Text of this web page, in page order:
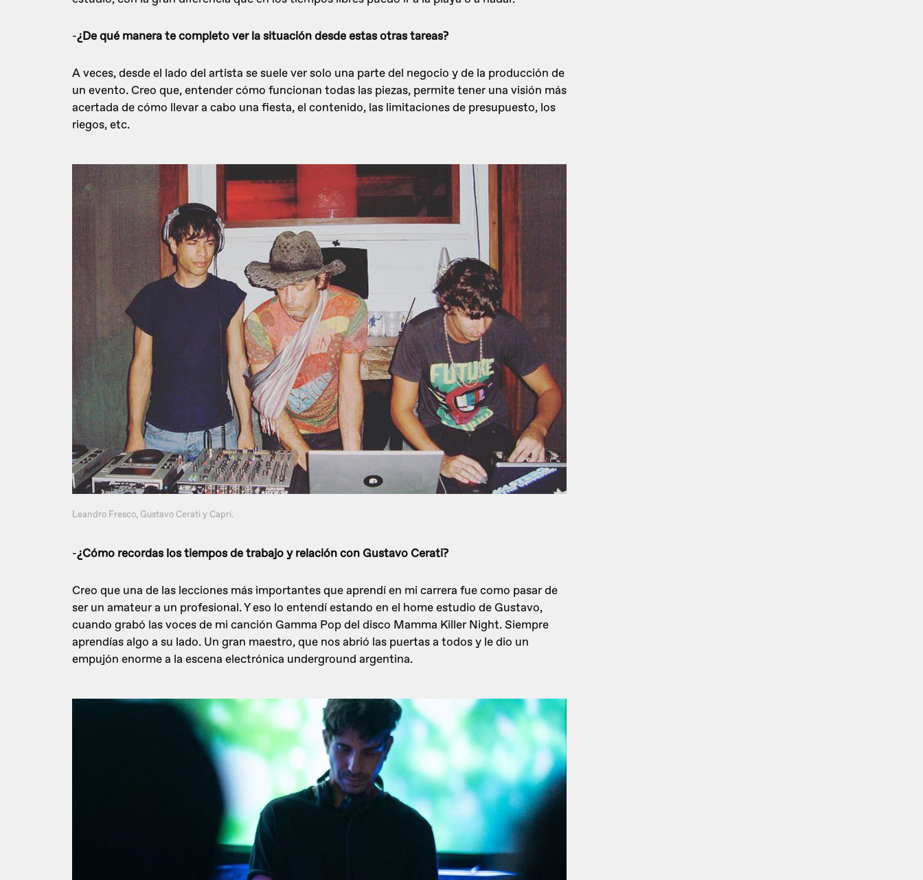
-¿De qué manera te completo ver la situación desde estas otras tareas?
A veces, desde el lado del artista se suele ver solo una parte del negocio y de la producción de
un evento. Creo que, entender cómo funcionan todas las piezas, permite tener una visión más
acertada de cómo llevar a cabo una fiesta, el contenido, las limitaciones de presupuesto, los
riegos, etc.
Leandro Fresco, Gustavo Cerati y Capri.
-¿Cómo recordas los tiempos de trabajo y relación con Gustavo Cerati?
Creo que una de las lecciones más importantes que aprendí en mi carrera fue como pasar de
ser un amateur a un profesional. Y eso lo entendí estando en el home estudio de Gustavo,
cuando grabó las voces de mi canción Gamma Pop del disco Mamma Killer Night. Siempre
aprendías algo a su lado. Un gran maestro, que nos abrió las puertas a todos y le dio un
empujón enorme a la escena electrónica underground argentina.